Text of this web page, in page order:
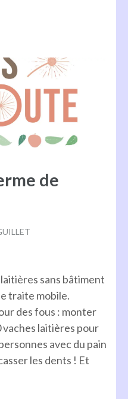
de
sans bâtiment
traite mobile.
des fous : monter
laitières pour
avec du pain
les dents ! Et